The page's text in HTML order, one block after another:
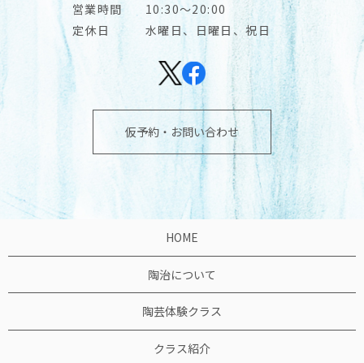
営業時間
10:30～20:00
定休日
水曜日、日曜日、祝日
仮予約・お問い合わせ
HOME
陶治について
陶芸体験クラス
クラス紹介